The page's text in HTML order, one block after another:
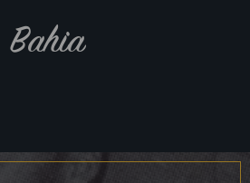
Bahia